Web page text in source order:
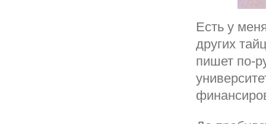
Есть у
других
пишет по-